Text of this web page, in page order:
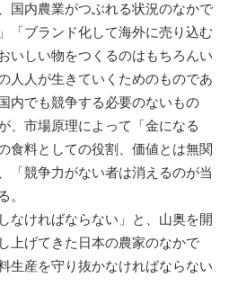
国内農業がつぶれる状況のなかで
「ブランド化して海外に売り込む
いしい物をつくるのはもちろんい
人人が生きていくためのものであ
内でも競争する必要のないもの
、市場原理によって「金になる
食料としての役割、価値とは無関
「競争力がない者は消えるのが当
。
なければならない」と、山奥を開
上げてきた日本の農家のなかで
生産を守り抜かなければならない